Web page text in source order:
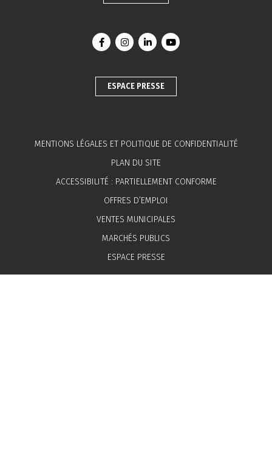
Lien vers le compte Facebook
Lien vers le compte Instagram
Lien vers le compte Linkedin
Lien vers la chaîne
ESPACE PRESSE
MENTIONS LÉGALES ET POLITIQUE DE CONFIDENTIALITÉ
PLAN DU SITE
ACCESSIBILITÉ : PARTIELLEMENT CONFORME
OFFRES D’EMPLOI
VENTES MUNICIPALES
MARCHÉS PUBLICS
ESPACE PRESSE